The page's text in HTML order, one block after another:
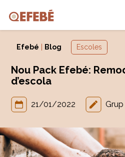
Efebé Blog Escoles
Nou Pack Efebé:
d’escola
21/01/2022